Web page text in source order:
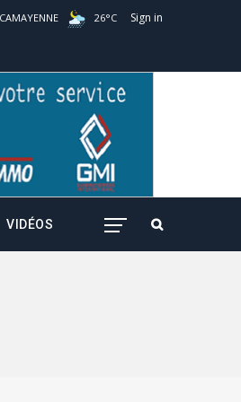
CAMAYENNE 26°C Sign in
VIDÉOS